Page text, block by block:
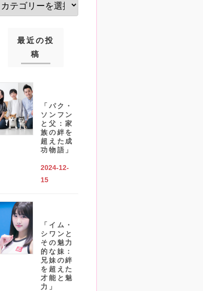
最近の投
稿
「パク・
ソンフン
と父：家
族の絆を
超えた成
功物語」
2024-12-
15
「イム・
シワンと
その魅力
的な妹：
兄妹の絆
を超えた
才能と魅
力」